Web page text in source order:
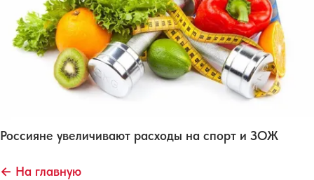
Россияне увеличивают расходы на спорт и ЗОЖ
← На главную